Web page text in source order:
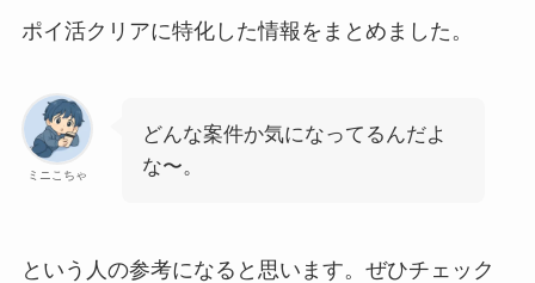
ポイ活クリアに特化した情報をまとめました。
ミニこちゃ
どんな案件か気になってるんだよ
な〜。
という人の参考になると思います。ぜひチェック